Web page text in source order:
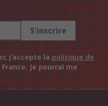
S'inscrire
j'accepte la politique de
France. Je pourrai me